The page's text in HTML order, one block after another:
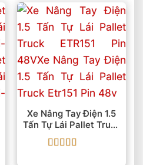
Xe Nâng Tay Điện 1.5
Tấn Tự Lái Pallet Truck
ETR151 Pin 48V